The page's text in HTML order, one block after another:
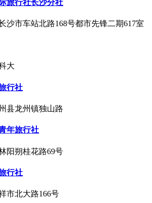
旅行社长沙分社
沙市车站北路168号都市先锋二期617室
大
行社
县龙州镇独山路
年旅行社
阳朔桂花路69号
行社
市北大路166号